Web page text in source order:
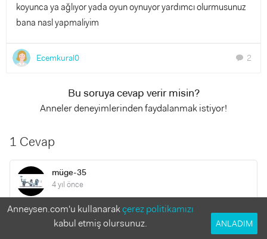
koyunca ya ağlıyor yada oyun oynuyor yardımcı olurmusunuz
bana nasl yapmaliyim
Ecemkural0 chat 2
Bu soruya cevap verir misin?
Anneler deneyimlerinden faydalanmak istiyor!
1 Cevap
müge-35
4 yıl önce
12 yıl öncesine gittim bir an. Öncelikle allah yardımcınız
olsun. Uyumayan yemeyen çocuk çok zor. Anlıyorum seni.
Anneysen.com'u kullanarakçerez politikamızı
kabul etmiş olursunuz.
ANLADIM